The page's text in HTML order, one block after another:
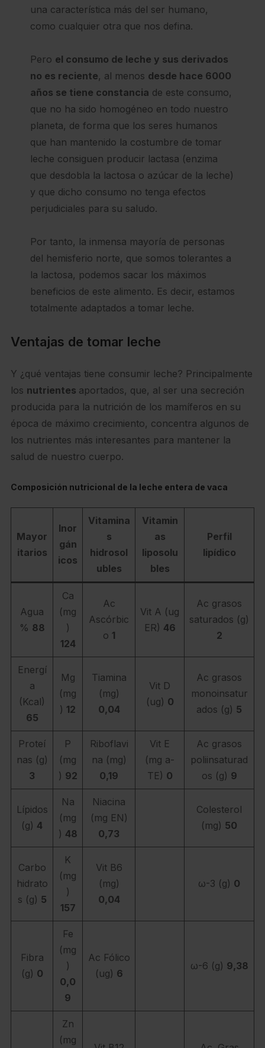
una característica más del ser humano,
como cualquier otra que nos defina.
Pero el consumo de leche y sus derivados
no es reciente, al menos desde hace 6000
años se tiene constancia de este consumo,
que no ha sido homogéneo en todo nuestro
planeta, de forma que los seres humanos
que han mantenido la costumbre de tomar
leche consiguen producir lactasa (enzima
que desdobla la lactosa o azúcar de la leche)
y que dicho consumo no tenga efectos
perjudiciales para su saludo.
Por tanto, la inmensa mayoría de personas
del hemisferio norte, que somos tolerantes a
la lactosa, podemos sacar los máximos
beneficios de este alimento. Es decir, estamos
totalmente adaptados a tomar leche.
Ventajas de tomar leche
Y ¿qué ventajas tiene consumir leche? Principalmente
los nutrientes aportados, que, al ser una secreción
producida para la nutrición de los mamíferos en su
época de máximo crecimiento, concentra algunos de
los nutrientes más interesantes para mantener la
salud de nuestro cuerpo.
Composición nutricional de la leche entera de vaca
Mayor
itarios
Inor
gán
icos
Vitamina
s
hidrosol
ubles
Vitamin
as
liposolu
bles
Perfil
lipídico
Agua
% 88
Ca
(mg
)
124
Ac
Ascórbic
o 1
Vit A (ug
ER) 46
Ac grasos
saturados (g)
2
Energí
a
(Kcal)
65
Mg
(mg
) 12
Tiamina
(mg)
0,04
Vit D
(ug) 0
Ac grasos
monoinsatur
ados (g) 5
Proteí
nas (g)
3
P
(mg
) 92
Riboflavi
na (mg)
0,19
Vit E
(mg a-
TE) 0
Ac grasos
poliinsaturad
os (g) 9
Lípidos
(g) 4
Na
(mg
) 48
Niacina
(mg EN)
0,73
Colesterol
(mg) 50
Carbo
hidrato
s (g) 5
K
(mg
)
157
Vit B6
(mg)
0,04
ω-3 (g) 0
Fibra
(g) 0
Fe
(mg
)
0,0
9
Ac Fólico
(ug) 6
ω-6 (g) 9,38
Zn
(mg